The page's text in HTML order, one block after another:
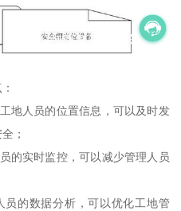
地人员的位置信息，可以及时发
；
的实时监控，可以减少管理人员
的数据分析，可以优化工地管